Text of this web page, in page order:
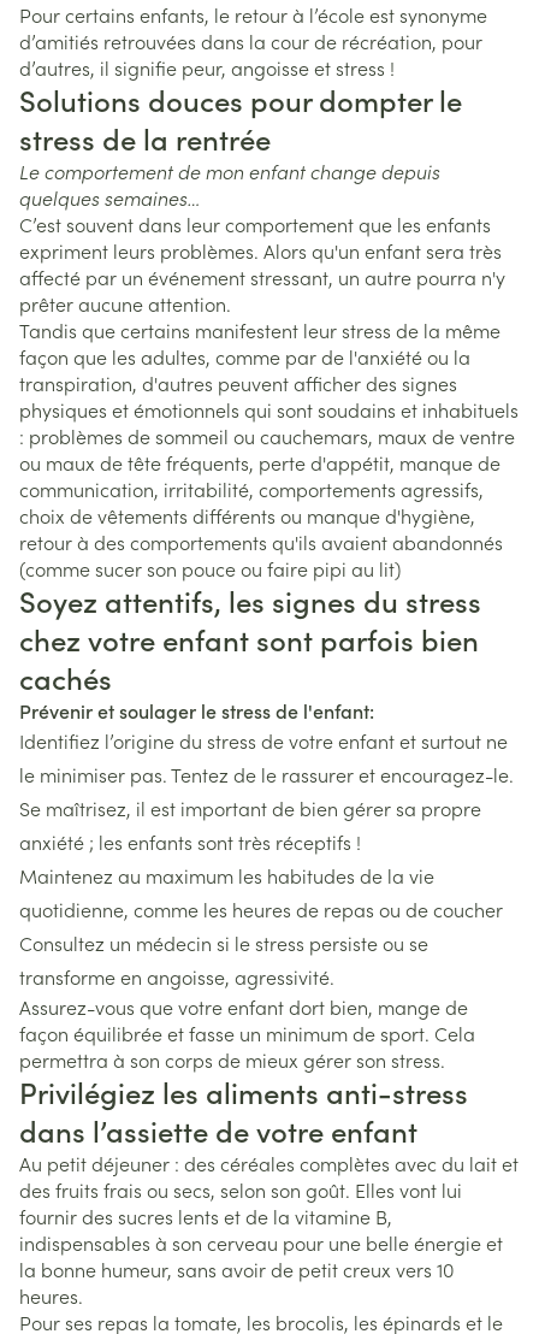
Pour certains enfants, le retour à l’école est synonyme
d’amitiés retrouvées dans la cour de récréation, pour
d’autres, il signifie peur, angoisse et stress !
Solutions douces pour dompter le
stress de la rentrée
Le comportement de mon enfant change depuis
quelques semaines…
C’est souvent dans leur comportement que les enfants
expriment leurs problèmes. Alors qu'un enfant sera très
affecté par un événement stressant, un autre pourra n'y
prêter aucune attention.
Tandis que certains manifestent leur stress de la même
façon que les adultes, comme par de l'anxiété ou la
transpiration, d'autres peuvent afficher des signes
physiques et émotionnels qui sont soudains et inhabituels
: problèmes de sommeil ou cauchemars, maux de ventre
ou maux de tête fréquents, perte d'appétit, manque de
communication, irritabilité, comportements agressifs,
choix de vêtements différents ou manque d'hygiène,
retour à des comportements qu'ils avaient abandonnés
(comme sucer son pouce ou faire pipi au lit)
Soyez attentifs, les signes du stress
chez votre enfant sont parfois bien
cachés
Prévenir et soulager le stress de l'enfant:
Identifiez l’origine du stress de votre enfant et surtout ne
le minimiser pas. Tentez de le rassurer et encouragez-le.
Se maîtrisez, il est important de bien gérer sa propre
anxiété ; les enfants sont très réceptifs !
Maintenez au maximum les habitudes de la vie
quotidienne, comme les heures de repas ou de coucher
Consultez un médecin si le stress persiste ou se
transforme en angoisse, agressivité.
Assurez-vous que votre enfant dort bien, mange de
façon équilibrée et fasse un minimum de sport. Cela
permettra à son corps de mieux gérer son stress.
Privilégiez les aliments anti-stress
dans l’assiette de votre enfant
Au petit déjeuner : des céréales complètes avec du lait et
des fruits frais ou secs, selon son goût. Elles vont lui
fournir des sucres lents et de la vitamine B,
indispensables à son cerveau pour une belle énergie et
la bonne humeur, sans avoir de petit creux vers 10
heures.
Pour ses repas la tomate, les brocolis, les épinards et le